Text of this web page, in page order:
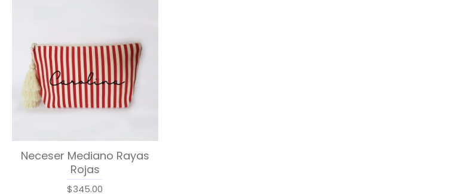
Neceser Mediano Rayas
Rojas
$345.00